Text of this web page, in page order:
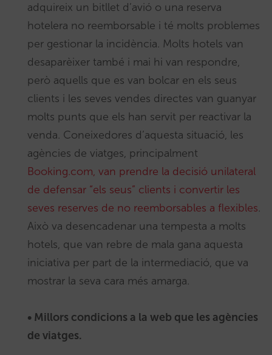
adquireix un bitllet d’avió o una reserva
hotelera no reemborsable i té molts problemes
per gestionar la incidència. Molts hotels van
desaparèixer també i mai hi van respondre,
però aquells que es van bolcar en els seus
clients i les seves vendes directes van guanyar
molts punts que els han servit per reactivar la
venda. Coneixedores d’aquesta situació, les
agències de viatges, principalment
Booking.com, van prendre la decisió unilateral
de defensar “els seus” clients i convertir les
seves reserves de no reemborsables a flexibles.
Això va desencadenar una tempesta a molts
hotels, que van rebre de mala gana aquesta
iniciativa per part de la intermediació, que va
mostrar la seva cara més amarga.
• Millors condicions a la web que les agències
de viatges.